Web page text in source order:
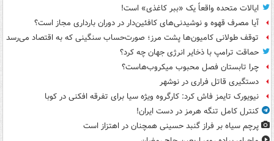
ایالات متحده واقعاً یک «ببر کاغذی» است!
آیا مصرف قهوه و نوشیدنی‌های کافئین‌دار در دوران بارداری مجاز است؟
توقف طولانی کامیون‌ها پشت مرز؛ صورت‌حساب سنگینی که به اقتصاد می‌رسد
حماقت ترامپ با ذخایر انرژی جهان چه کرد؟
چرا تابستان فصل محبوب میکروب‌هاست؟
دستگیری قاتل فراری در نوشهر
نیویورک تایمز فاش کرد: کارگروه ویژه سیا برای تفرقه افکنی در کوبا
کنترل کامل تنگه هرمز در دست ایران!
پرچم سیاه بر فراز گنبد حسینی همچنان در اهتزاز است